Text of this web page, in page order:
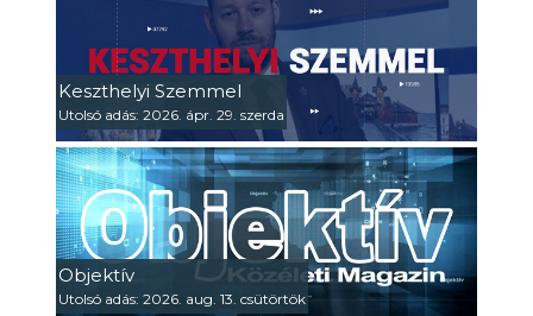
Keszthelyi Szemmel
Utolsó adás: 2026. ápr. 29. szerda
Objektív
Utolsó adás: 2026. aug. 13. csütörtök